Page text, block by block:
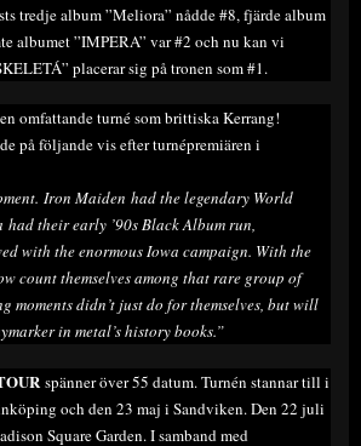
tredje album ”Meliora” nådde #8, fjärde album
albumet ”IMPERA” var #2 och nu kan vi
placerar sig på tronen som #1.
omfattande turné som brittiska Kerrang!
på följande vis efter turnépremiären i
Iron Maiden had the legendary World
had their early ’90s Black Album run,
with the enormous Iowa campaign. With the
count themselves among that rare group of
moments didn’t just do for themselves, but will
in metal’s history books.”
spänner över 55 datum. Turnén stannar till i
och den 23 maj i Sandviken. Den 22 juli
Square Garden. I samband med